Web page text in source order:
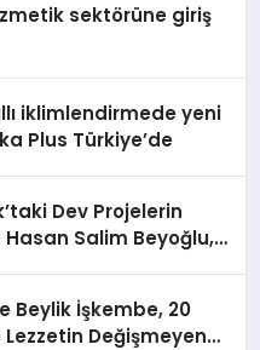
sektörüne giriş
iklimlendirmede yeni
Plus Türkiye’de
Dev Projelerin
Hasan Salim Beyoğlu,
Beylik İşkembe, 20
Lezzetin Değişmeyen